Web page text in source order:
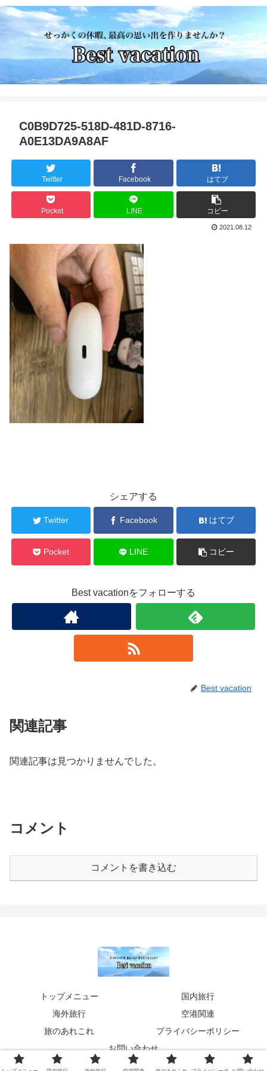
C0B9D725-518D-481D-8716-
A0E13DA9A8AF
Twitter Facebook はてブ
Pocket LINE コピー
2021.08.12
シェアする
Twitter Facebook はてブ
Pocket LINE コピー
Best vacationをフォローする
Best vacation
関連記事
関連記事は見つかりませんでした。
コメント
コメントを書き込む
トップメニュー
国内旅行
海外旅行
空港関連
旅のあれこれ
プライバシーポリシー
お問い合わせ